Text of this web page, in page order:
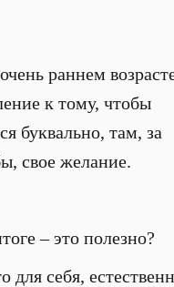
раннем
к тому, чтобы
буквально, там, за
свое желание.
– это полезно?
для себя,